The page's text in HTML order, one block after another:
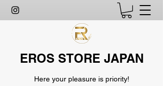
EROS STORE JAPAN
Here your pleasure is priority!